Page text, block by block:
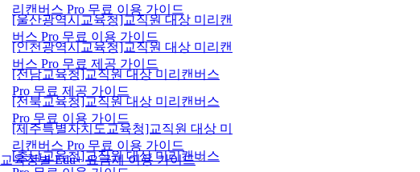
교육청별 Edu+ 요금제 이용 가이드
리캔버스 Pro 무료 이용 가이드
[울산광역시교육청]교직원 대상 미리캔
버스 Pro 무료 이용 가이드
[인천광역시교육청]교직원 대상 미리캔
버스 Pro 무료 제공 가이드
[전남교육청]교직원 대상 미리캔버스
Pro 무료 제공 가이드
[전북교육청]교직원 대상 미리캔버스
Pro 무료 이용 가이드
[제주특별자치도교육청]교직원 대상 미
리캔버스 Pro 무료 이용 가이드
[충남교육청]교직원 대상 미리캔버스